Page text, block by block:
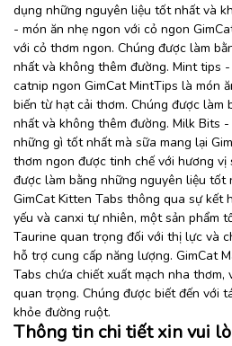
dụng những nguyên liệu tốt nhất và
- món ăn nhẹ ngon với cỏ ngon
với cỏ thơm ngon. Chúng được làm
nhất và không thêm đường. Mint tips
catnip ngon GimCat MintTips là món
biến từ hạt cải thơm. Chúng được
nhất và không thêm đường. Milk Bits
những gì tốt nhất mà sữa mang lại
thơm ngon được tinh chế với hương vị
được làm bằng những nguyên liệu tốt
GimCat Kitten Tabs thông qua sự kết
yếu và canxi tự nhiên, một sản phẩm
Taurine quan trọng đối với thị lực và
hỗ trợ cung cấp năng lượng. GimCat
Tabs chứa chiết xuất mạch nha thơm,
quan trọng. Chúng được biết đến với
khỏe đường ruột.
Thông tin chi tiết xin vui